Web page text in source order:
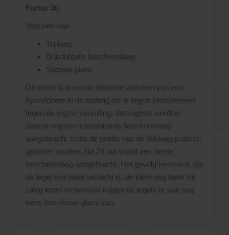
Factor 30
Voorzien van
Toplaag
Driedubbele beschermlaag
Subtiele glans
De steen is in eerste instantie voorzien van een
hydrofobeer in de toplaag die je tegels beschermen
tegen de ergste vervuiling. Vervolgens wordt er
daarna nog een transparante beschermlaag
aangebracht zodat de potiën van de deklaag pratisch
gesloten worden. Na 24 uur wordt een derde
beschermlaag aangebracht. Het gevolg hiervan is dat
de tegel nog beter verdicht is, de kleur nog beter tot
uiting komt en bovenal krijgen de tegels er ook nog
eens een mooie glans van.